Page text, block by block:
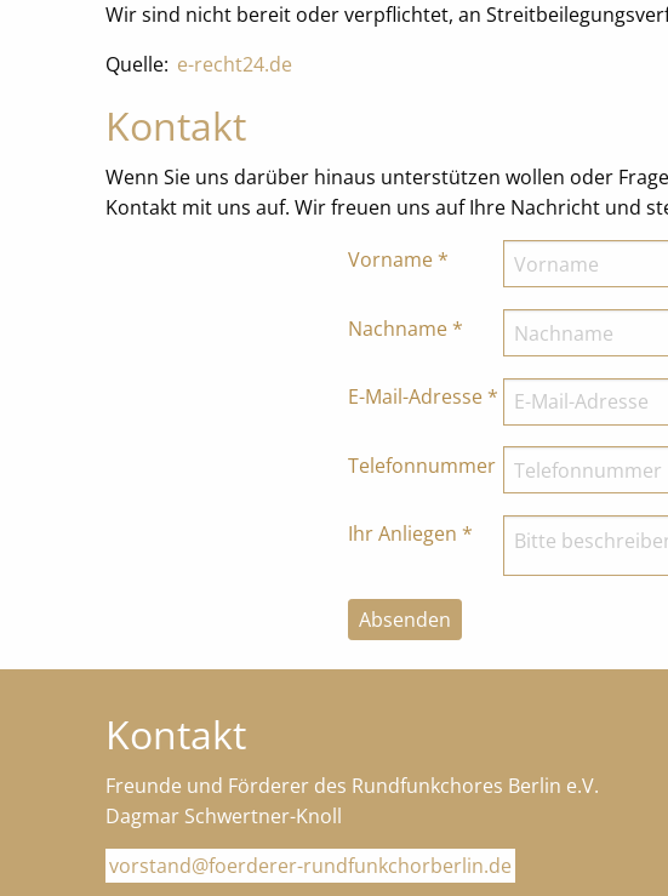
Wir sind nicht bereit oder verpflichtet, an
Quelle: e-recht24.de
Kontakt
Wenn Sie uns darüber hinaus unterstützen wollen oder
Kontakt mit uns auf. Wir freuen uns auf Ihre Nachricht und
Vorname*
Nachname*
E-Mail-Adresse*
Telefonnummer
Ihr Anliegen *
Absenden
Kontakt
Freunde und Förderer des Rundfunkchores Berlin e.V.
Dagmar Schwertner-Knoll
vorstand@foerderer-rundfunkchorberlin.de